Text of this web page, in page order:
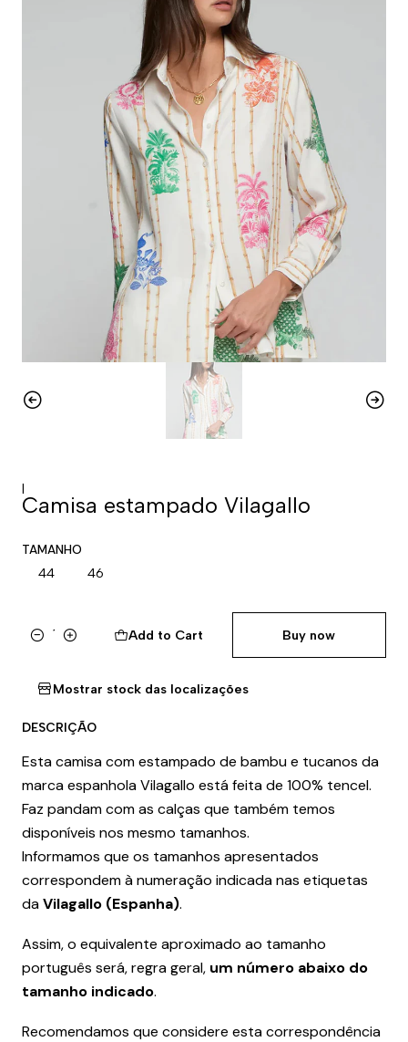
|
Camisa estampado Vilagallo
TAMANHO
44 46
Quantity
Add to Cart Buy now
Mostrar stock das localizações
DESCRIÇÃO
Esta camisa com estampado de bambu e tucanos da
marca espanhola Vilagallo está feita de 100% tencel.
Faz pandam com as calças que também temos
disponíveis nos mesmo tamanhos.
Informamos que os tamanhos apresentados
correspondem à numeração indicada nas etiquetas
daVilagallo (Espanha).
Assim, o equivalente aproximado ao tamanho
português será, regra geral, um número abaixo do
tamanho indicado.
Recomendamos que considere esta correspondência